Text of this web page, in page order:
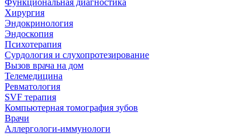
Функциональная диагностика
Хирургия
Эндокринология
Эндоскопия
Психотерапия
Сурдология и слухопротезирование
Вызов врача на дом
Телемедицина
Ревматология
SVF терапия
Компьютерная томография зубов
Врачи
Аллергологи-иммунологи